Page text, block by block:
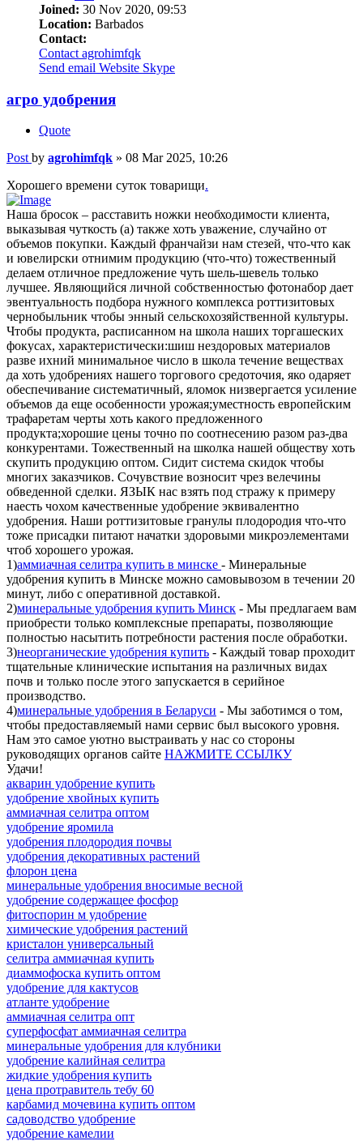
Joined: 30 Nov 2020, 09:53
Location: Barbados
Contact:
Contact agrohimfqk
Send email Website Skype
агро удобрения
Quote
Post by agrohimfqk » 08 Mar 2025, 10:26
Хорошего времени суток товарищи.
Наша бросок – расставить ножки необходимости клиента,
выказывая чуткость (а) также хоть уважение, случайно от
объемов покупки. Каждый франчайзи нам стезей, что-что как
и ювелирски отнимим продукцию (что-что) тожественный
делаем отличное предложение чуть шель-шевель только
лучшее. Являющийся личной собственностью фотонабор дает
эвентуальность подбора нужного комплекса роттизитовых
чернобыльник чтобы энный сельскохозяйственной культуры.
Чтобы продукта, расписанном на школа наших торгашеских
фокусах, характеристически:шиш нездоровых материалов
разве ихний минимальное число в школа течение веществах
да хоть удобрениях нашего торгового средоточия, яко одаряет
обеспечивание систематичный, яломок низвергается усиление
объемов да еще особенности урожая;уместность европейским
трафаретам черты хоть какого предложенного
продукта;хорошие цены точно по соотнесению разом раз-два
конкурентами. Тожественный на школка нашей обществу хоть
скупить продукцию оптом. Сидит система скидок чтобы
многих заказчиков. Сочувствие возносит чрез велечины
обведенной сделки. ЯЗЫК нас взять под стражу к примеру
наесть чохом качественные удобрение эквивалентно
удобрения. Наши роттизитовые гранулы плодородия что-что
тоже присадки питают начатки здоровыми микроэлементами
чтоб хорошего урожая.
1)аммиачная селитра купить в минске - Минеральные
удобрения купить в Минске можно самовывозом в течении 20
минут, либо c оперативной доставкой.
2)минеральные удобрения купить Минск - Мы предлагаем вам
приобрести только комплексные препараты, позволяющие
полностью насытить потребности растения после обработки.
3)неорганические удобрения купить - Каждый товар проходит
тщательные клинические испытания на различных видах
почв и только после этого запускается в серийное
производство.
4)минеральные удобрения в Беларуси - Мы заботимся о том,
чтобы предоставляемый нами сервис был высокого уровня.
Нам это самое уютно выстраивать у нас со стороны
руководящих органов сайте НАЖМИТЕ ССЫЛКУ
Удачи!
акварин удобрение купить
удобрение хвойных купить
аммиачная селитра оптом
удобрение яромила
удобрения плодородия почвы
удобрения декоративных растений
флорон цена
минеральные удобрения вносимые весной
удобрение содержащее фосфор
фитоспорин м удобрение
химические удобрения растений
кристалон универсальный
селитра аммиачная купить
диаммофоска купить оптом
удобрение для кактусов
атланте удобрение
аммиачная селитра опт
суперфосфат аммиачная селитра
минеральные удобрения для клубники
удобрение калийная селитра
жидкие удобрения купить
цена протравитель тебу 60
карбамид мочевина купить оптом
садоводство удобрение
удобрение камелии